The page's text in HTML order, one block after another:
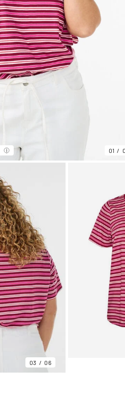
01
03 06